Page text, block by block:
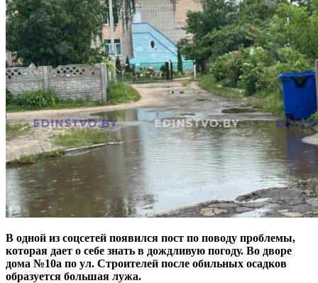
В одной из соцсетей появился пост по поводу проблемы,
которая дает о себе знать в дождливую погоду. Во дворе
дома №10а по ул. Строителей после обильных осадков
образуется большая лужа.